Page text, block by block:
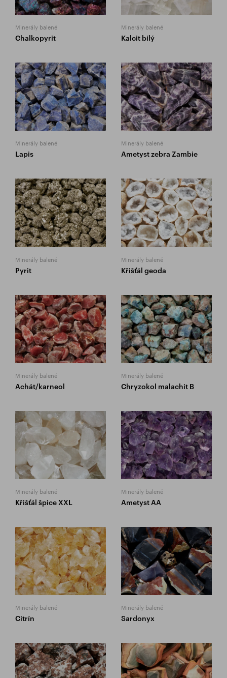
Minerály balené
Chalkopyrit
Minerály balené
Kalcit bílý
Minerály balené
Lapis
Minerály balené
Ametyst zebra Zambie
Minerály balené
Pyrit
Minerály balené
Křišťál geoda
Minerály balené
Achát/karneol
Minerály balené
Chryzokol malachit B
Minerály balené
Křišťál špice XXL
Minerály balené
Ametyst AA
Minerály balené
Citrín
Minerály balené
Sardonyx